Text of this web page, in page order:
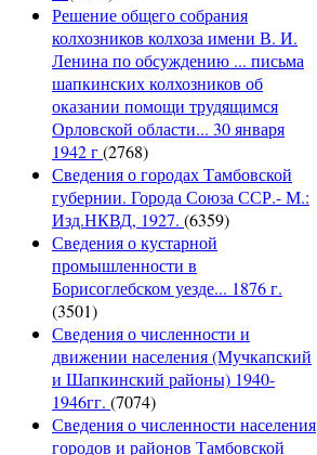
Решение общего собрания
колхозников колхоза имени В. И.
Ленина по обсуждению ... письма
шапкинских колхозников об
оказании помощи трудящимся
Орловской области... 30 января
1942 г(2768)
Сведения о городах Тамбовской
губернии. Города Союза ССР.- М.:
Изд.НКВД, 1927. (6359)
Сведения о кустарной
промышленности в
Борисоглебском уезде... 1876 г.
(3501)
Сведения о численности и
движении населения (Мучкапский
и Шапкинский районы) 1940-
1946гг. (7074)
Сведения о численности населения
городов и районов Тамбовской